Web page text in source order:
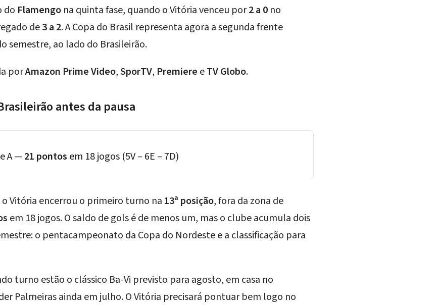
do Flamengo na quinta fase, quando o Vitória venceu por2 a 0 no
de3 a 2. A Copa do Brasil representa agora a segunda frente
semestre, ao lado do Brasileirão.
porAmazon Prime Video,SporTV, Premiere eTV Globo.
antes da pausa
A — 21 pontos em 18 jogos (5V – 6E – 7D)
Vitória encerrou o primeiro turno na 13ª posição, fora da zona de
em 18 jogos. O saldo de gols é de menos um, mas o clube acumula dois
o pentacampeonato da Copa do Nordestee a classificação para
turno estão o clássico Ba-Vi previsto para agosto, em casa no
Palmeiras ainda em julho. O Vitória precisará pontuar bem logo no